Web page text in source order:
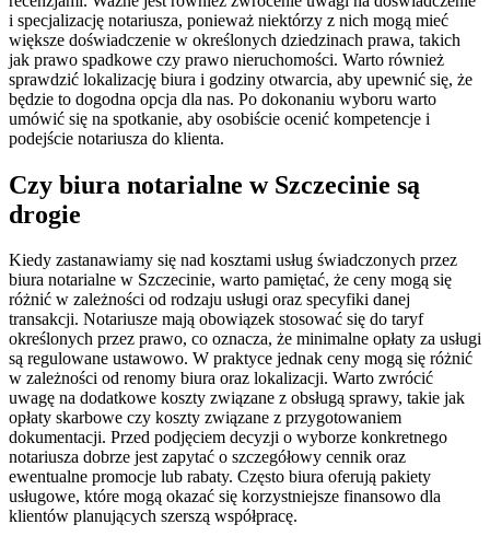
i specjalizację notariusza, ponieważ niektórzy z nich mogą mieć
większe doświadczenie w określonych dziedzinach prawa, takich
jak prawo spadkowe czy prawo nieruchomości. Warto również
sprawdzić lokalizację biura i godziny otwarcia, aby upewnić się, że
będzie to dogodna opcja dla nas. Po dokonaniu wyboru warto
umówić się na spotkanie, aby osobiście ocenić kompetencje i
podejście notariusza do klienta.
Czy biura notarialne w Szczecinie są
drogie
Kiedy zastanawiamy się nad kosztami usług świadczonych przez
biura notarialne w Szczecinie, warto pamiętać, że ceny mogą się
różnić w zależności od rodzaju usługi oraz specyfiki danej
transakcji. Notariusze mają obowiązek stosować się do taryf
określonych przez prawo, co oznacza, że minimalne opłaty za usługi
są regulowane ustawowo. W praktyce jednak ceny mogą się różnić
w zależności od renomy biura oraz lokalizacji. Warto zwrócić
uwagę na dodatkowe koszty związane z obsługą sprawy, takie jak
opłaty skarbowe czy koszty związane z przygotowaniem
dokumentacji. Przed podjęciem decyzji o wyborze konkretnego
notariusza dobrze jest zapytać o szczegółowy cennik oraz
ewentualne promocje lub rabaty. Często biura oferują pakiety
usługowe, które mogą okazać się korzystniejsze finansowo dla
klientów planujących szerszą współpracę.